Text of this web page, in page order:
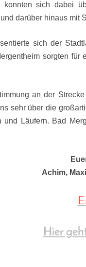
konnten sich dabei
darüber hinaus mit
sich der
sorgten
an der
sehr über die
und Läufern. Bad
Achim,
Hier